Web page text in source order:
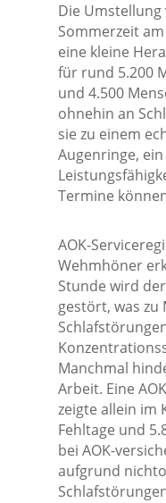
Die
Sommerzeit am
eine kleine
für rund 5.200
und 4.500
ohnehin an
sie zu einem
Augenringe,
Termine
AOK-
Wehmhöner
Stunde wird
gestört, was zu
Manchmal
Arbeit. Eine
zeigte allein im
Fehltage und
bei AOK-
aufgrund